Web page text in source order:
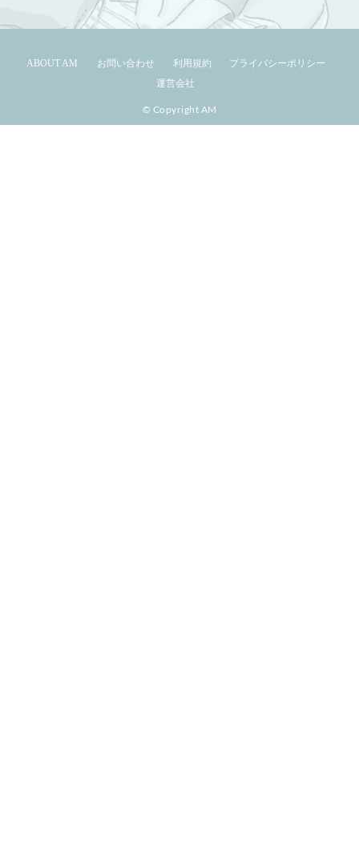
ABOUT AM お問い合わせ 利用規約
プライバシーポリシー
運営会社
© Copyright AM